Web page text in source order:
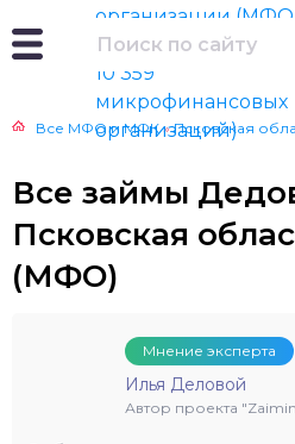
Все МФО и МФК » Псковская
Все займы
Псковская
(МФО)
Мнение эксперта
Илья Деловой
Автор проекта